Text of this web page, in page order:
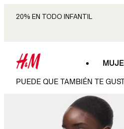
20% EN TODO INFANTIL
PUEDE QUE TAMBIÉN TE